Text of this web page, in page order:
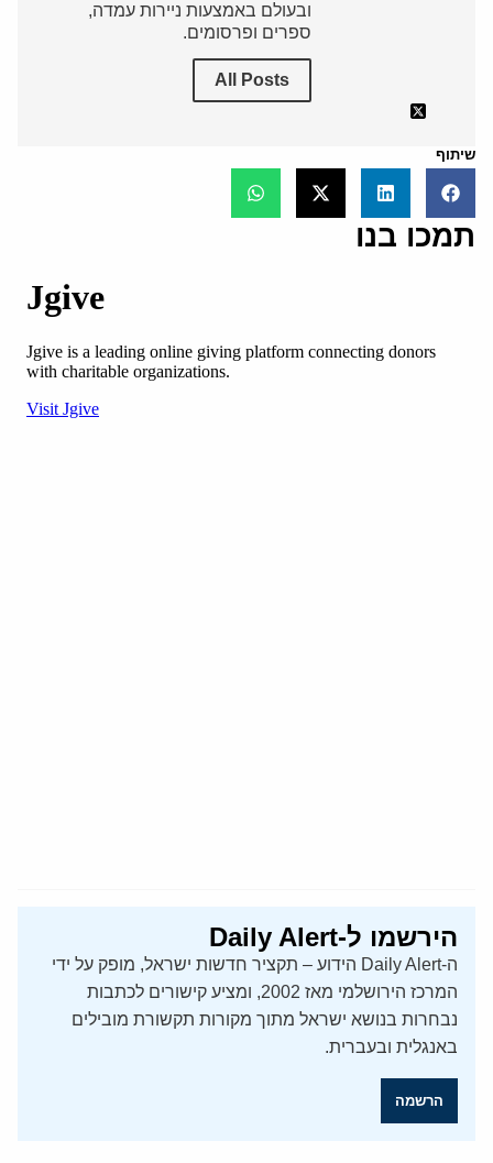
ובעולם באמצעות ניירות עמדה,
ספרים ופרסומים.
All Posts
שיתוף
תמכו בנו
הירשמו ל-Daily Alert
ה-Daily Alert הידוע – תקציר חדשות ישראל, מופק על ידי
המרכז הירושלמי מאז 2002, ומציע קישורים לכתבות
נבחרות בנושא ישראל מתוך מקורות תקשורת מובילים
באנגלית ובעברית.
הרשמה